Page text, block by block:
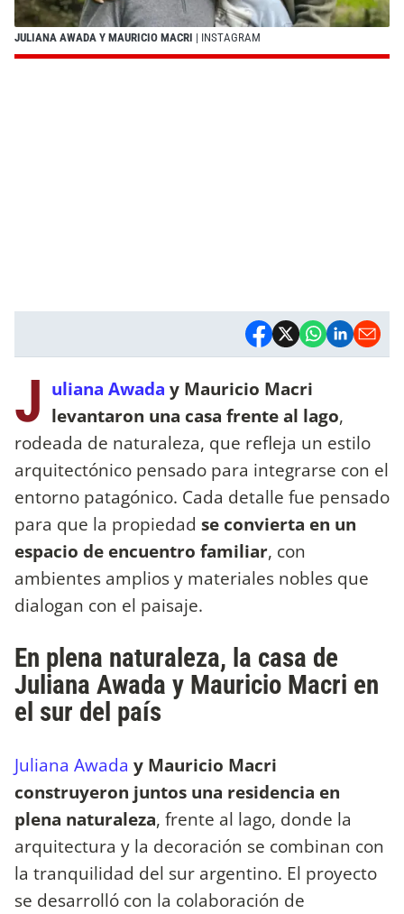
JULIANA AWADA Y MAURICIO MACRI | INSTAGRAM
J uliana Awada y Mauricio Macri
levantaron una casa frente al lago,
rodeada de naturaleza, que refleja un estilo
arquitectónico pensado para integrarse con el
entorno patagónico. Cada detalle fue pensado
para que la propiedad se convierta en un
espacio de encuentro familiar, con
ambientes amplios y materiales nobles que
dialogan con el paisaje.
En plena naturaleza, la casa de
Juliana Awada y Mauricio Macri en
el sur del país
Juliana Awada y Mauricio Macri
construyeron juntos una residencia en
plena naturaleza, frente al lago, donde la
arquitectura y la decoración se combinan con
la tranquilidad del sur argentino. El proyecto
se desarrolló con la colaboración de